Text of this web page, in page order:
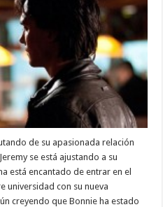
de su apasionada relación
se está ajustando a su
está encantado de entrar en el
universidad con su nueva
creyendo que Bonnie ha estado